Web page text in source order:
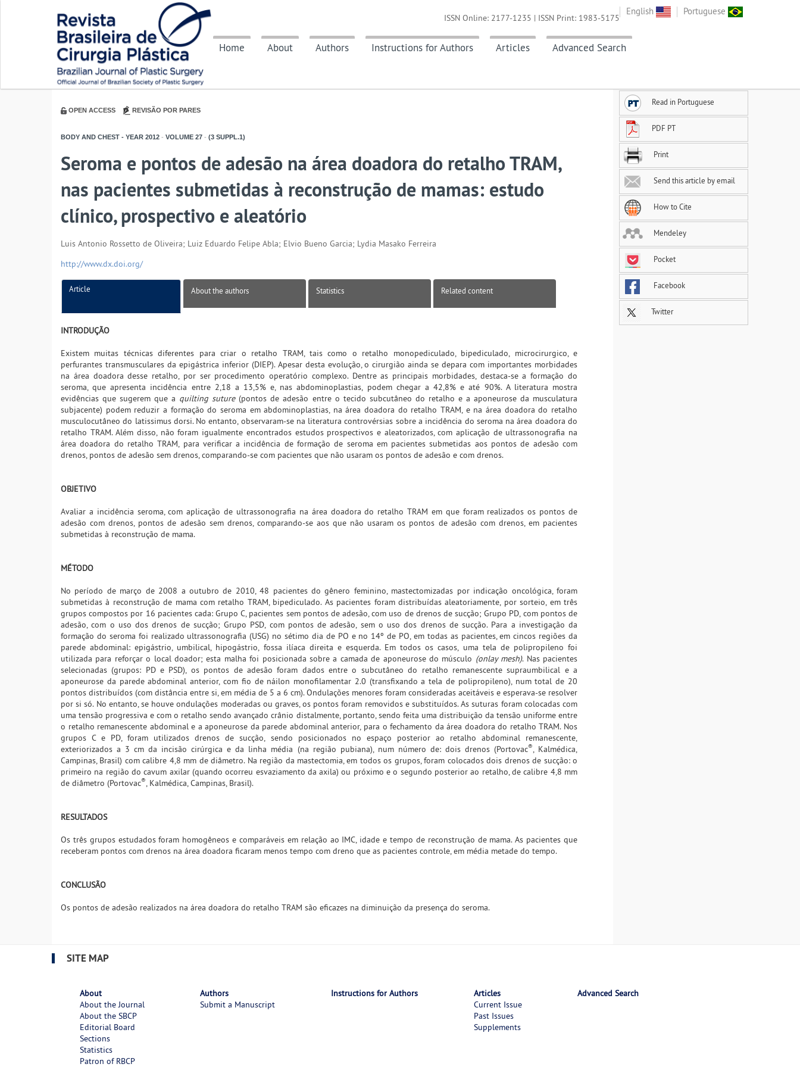
English Portuguese
Home About Authors Instructions for Authors Articles Advanced Search
ISSN Online: 2177-1235 | ISSN Print: 1983-5175
OPEN ACCESS REVISÃO POR PARES
BODY AND CHEST - YEAR 2012 - VOLUME 27 - (3 SUPPL.1)
Seroma e pontos de adesão na área doadora do retalho TRAM,
nas pacientes submetidas à reconstrução de mamas: estudo
clínico, prospectivo e aleatório
Luis Antonio Rossetto de Oliveira; Luiz Eduardo Felipe Abla; Elvio Bueno Garcia; Lydia Masako Ferreira
http://www.dx.doi.org/
Article About the authors Statistics Related content
INTRODUÇÃO
Existem muitas técnicas diferentes para criar o retalho TRAM, tais como o retalho monopediculado, bipediculado, microcirurgico, e
perfurantes transmusculares da epigástrica inferior (DIEP). Apesar desta evolução, o cirurgião ainda se depara com importantes morbidades
na área doadora desse retalho, por ser procedimento operatório complexo. Dentre as principais morbidades, destaca-se a formação do
seroma, que apresenta incidência entre 2,18 a 13,5% e, nas abdominoplastias, podem chegar a 42,8% e até 90%. A literatura mostra
evidências que sugerem que a quilting suture(pontos de adesão entre o tecido subcutâneo do retalho e a aponeurose da musculatura
subjacente) podem reduzir a formação do seroma em abdominoplastias, na área doadora do retalho TRAM, e na área doadora do retalho
musculocutâneo do latissimus dorsi. No entanto, observaram-se na literatura controvérsias sobre a incidência do seroma na área doadora do
retalho TRAM. Além disso, não foram igualmente encontrados estudos prospectivos e aleatorizados, com aplicação de ultrassonografia na
área doadora do retalho TRAM, para verificar a incidência de formação de seroma em pacientes submetidas aos pontos de adesão com
drenos, pontos de adesão sem drenos, comparando-se com pacientes que não usaram os pontos de adesão e com drenos.
OBJETIVO
Avaliar a incidência seroma, com aplicação de ultrassonografia na área doadora do retalho TRAM em que foram realizados os pontos de
adesão com drenos, pontos de adesão sem drenos, comparando-se aos que não usaram os pontos de adesão com drenos, em pacientes
submetidas à reconstrução de mama.
MÉTODO
No período de março de 2008 a outubro de 2010, 48 pacientes do gênero feminino, mastectomizadas por indicação oncológica, foram
submetidas à reconstrução de mama com retalho TRAM, bipediculado. As pacientes foram distribuídas aleatoriamente, por sorteio, em três
grupos compostos por 16 pacientes cada: Grupo C, pacientes sem pontos de adesão, com uso de drenos de sucção; Grupo PD, com pontos de
adesão, com o uso dos drenos de sucção; Grupo PSD, com pontos de adesão, sem o uso dos drenos de sucção. Para a investigação da
formação do seroma foi realizado ultrassonografia (USG) no sétimo dia de PO e no 14º de PO, em todas as pacientes, em cincos regiões da
parede abdominal: epigástrio, umbilical, hipogástrio, fossa ilíaca direita e esquerda. Em todos os casos, uma tela de polipropileno foi
utilizada para reforçar o local doador; esta malha foi posicionada sobre a camada de aponeurose do músculo (onlay mesh). Nas pacientes
selecionadas (grupos: PD e PSD), os pontos de adesão foram dados entre o subcutâneo do retalho remanescente supraumbilical e a
aponeurose da parede abdominal anterior, com fio de náilon monofilamentar 2.0 (transfixando a tela de polipropileno), num total de 20
pontos distribuídos (com distância entre si, em média de 5 a 6 cm). Ondulações menores foram consideradas aceitáveis e esperava-se resolver
por si só. No entanto, se houve ondulações moderadas ou graves, os pontos foram removidos e substituídos. As suturas foram colocadas com
uma tensão progressiva e com o retalho sendo avançado crânio distalmente, portanto, sendo feita uma distribuição da tensão uniforme entre
o retalho remanescente abdominal e a aponeurose da parede abdominal anterior, para o fechamento da área doadora do retalho TRAM. Nos
grupos C e PD, foram utilizados drenos de sucção, sendo posicionados no espaço posterior ao retalho abdominal remanescente,
exteriorizados a 3 cm da incisão cirúrgica e da linha média (na região pubiana), num número de: dois drenos (Portovac®, Kalmédica,
Campinas, Brasil) com calibre 4,8 mm de diâmetro. Na região da mastectomia, em todos os grupos, foram colocados dois drenos de sucção: o
primeiro na região do cavum axilar (quando ocorreu esvaziamento da axila) ou próximo e o segundo posterior ao retalho, de calibre 4,8 mm
de diâmetro (Portovac®, Kalmédica, Campinas, Brasil).
RESULTADOS
Os três grupos estudados foram homogêneos e comparáveis em relação ao IMC, idade e tempo de reconstrução de mama. As pacientes que
receberam pontos com drenos na área doadora ficaram menos tempo com dreno que as pacientes controle, em média metade do tempo.
CONCLUSÃO
Os pontos de adesão realizados na área doadora do retalho TRAM são eficazes na diminuição da presença do seroma.
Read in Portuguese
PDF PT
Print
Send this article by email
How to Cite
Mendeley
Pocket
Facebook
Twitter
SITE MAP
About
About the Journal
About the SBCP
Editorial Board
Sections
Statistics
Patron of RBCP
Authors
Submit a Manuscript
Instructions for Authors
Articles
Current Issue
Past Issues
Supplements
Advanced Search